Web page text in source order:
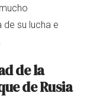
su lucha e
de la
de Rusia